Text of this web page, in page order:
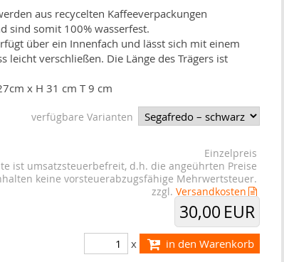
aus recycelten Kaffeeverpackungen
sind somit 100% wasserfest.
über ein Innenfach und lässt sich mit einem
leicht verschließen. Die Länge des Trägers ist
x H 31 cm T 9 cm
verfügbare Varianten
Einzelpreis
ist umsatzsteuerbefreit, d.h. die angeührten Preise
keine vorsteuerabzugsfähige Mehrwertsteuer.
zzgl.Versandkosten
30,00 EUR
x in den Warenkorb